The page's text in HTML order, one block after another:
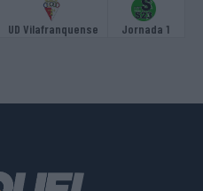
UD Vilafranquense Jornada 1